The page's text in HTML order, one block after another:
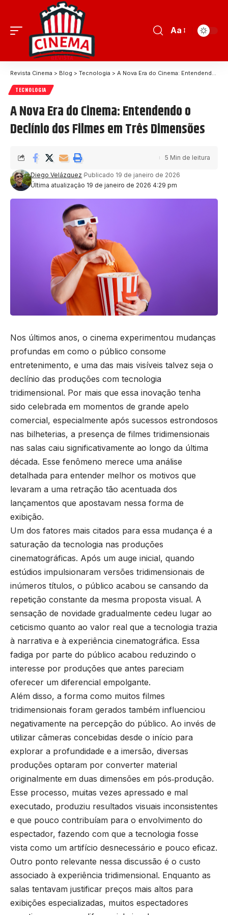
Aa
Revista Cinema > Blog > Tecnologia > A Nova Era do Cinema: Entendendo o Declínio dos Filmes em Três Dimensões
TECNOLOGIA
A Nova Era do Cinema: Entendendo o
Declínio dos Filmes em Três Dimensões
Última atualização 19 de janeiro de 2026 4:29 pm
Diego Velázquez Publicado 19 de janeiro de 2026
5 Min de leitura
Nos últimos anos, o cinema experimentou mudanças
profundas em como o público consome
entretenimento, e uma das mais visíveis talvez seja o
declínio das produções com tecnologia
tridimensional. Por mais que essa inovação tenha
sido celebrada em momentos de grande apelo
comercial, especialmente após sucessos estrondosos
nas bilheterias, a presença de filmes tridimensionais
nas salas caiu significativamente ao longo da última
década. Esse fenômeno merece uma análise
detalhada para entender melhor os motivos que
levaram a uma retração tão acentuada dos
lançamentos que apostavam nessa forma de
exibição.
Um dos fatores mais citados para essa mudança é a
saturação da tecnologia nas produções
cinematográficas. Após um auge inicial, quando
estúdios impulsionaram versões tridimensionais de
inúmeros títulos, o público acabou se cansando da
repetição constante da mesma proposta visual. A
sensação de novidade gradualmente cedeu lugar ao
ceticismo quanto ao valor real que a tecnologia trazia
à narrativa e à experiência cinematográfica. Essa
fadiga por parte do público acabou reduzindo o
interesse por produções que antes pareciam
oferecer um diferencial empolgante.
Além disso, a forma como muitos filmes
tridimensionais foram gerados também influenciou
negativamente na percepção do público. Ao invés de
utilizar câmeras concebidas desde o início para
explorar a profundidade e a imersão, diversas
produções optaram por converter material
originalmente em duas dimensões em pós‑produção.
Esse processo, muitas vezes apressado e mal
executado, produziu resultados visuais inconsistentes
e que pouco contribuíam para o envolvimento do
espectador, fazendo com que a tecnologia fosse
vista como um artifício desnecessário e pouco eficaz.
Outro ponto relevante nessa discussão é o custo
associado à experiência tridimensional. Enquanto as
salas tentavam justificar preços mais altos para
exibições especializadas, muitos espectadores